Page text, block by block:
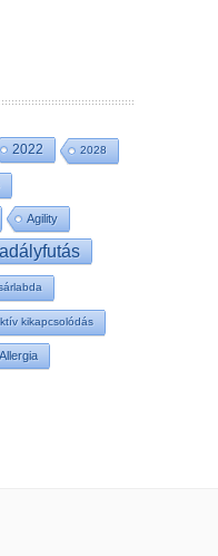
2022 2028
Agility
kikapcsolódás
Allergia